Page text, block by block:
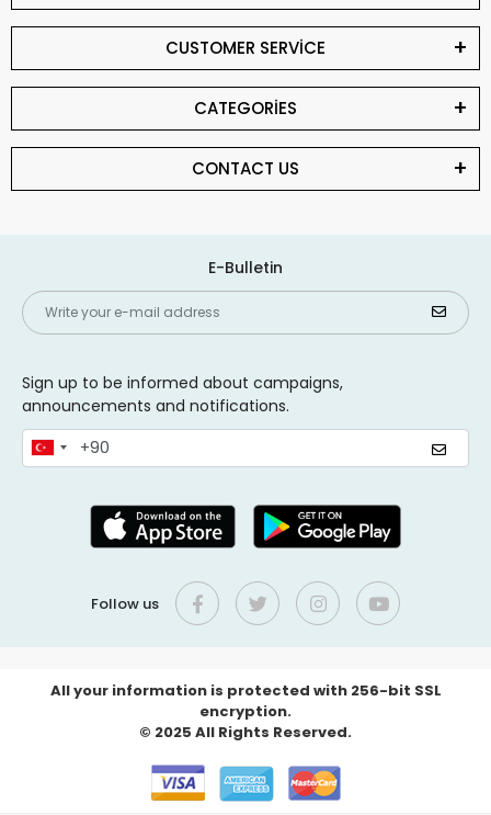
CUSTOMER SERVİCE
CATEGORİES
CONTACT US
E-Bulletin
Sign up to be informed about campaigns,
announcements and notifications.
Follow us
All your information is protected with 256-bit SSL
encryption.
© 2025 All Rights Reserved.